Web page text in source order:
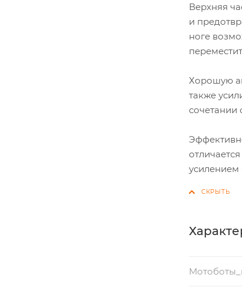
Верхняя
и
ноге
Хорошую
также
сочетании
усилением